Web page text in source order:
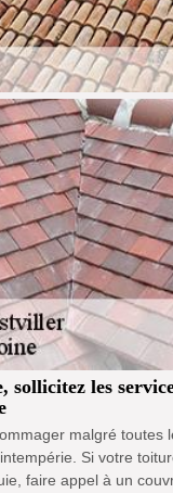
sollicitez les
malgré toutes
Si votre
faire appel à un